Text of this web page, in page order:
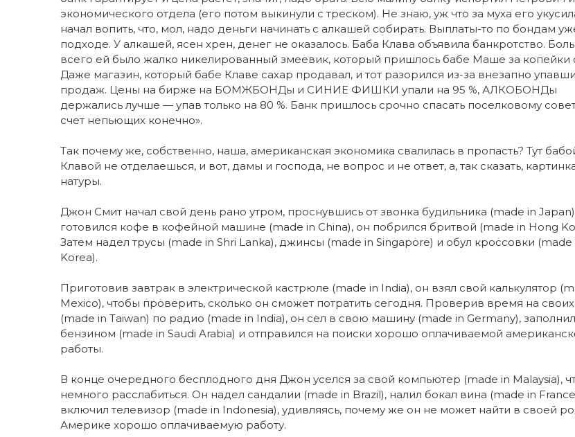
экономического отдела (его потом выкинули с треском). Не знаю, уж что за муха его
начал вопить, что, мол, надо деньги начинать с алкашей собирать. Выплаты-то по бондам
подходе. У алкашей, ясен хрен, денег не оказалось. Баба Клава объявила банкротство.
всего ей было жалко никелированный змеевик, который пришлось бабе Маше за копейки
Даже магазин, который бабе Клаве сахар продавал, и тот разорился из-за внезапно
продаж. Цены на бирже на БОМЖБОНДы и СИНИЕ ФИШКИ упали на 95 %, АЛКОБОНДы
держались лучше — упав только на 80 %. Банк пришлось срочно спасать поселковому
счет непьющих конечно».
Так почему же, собственно, наша, американская экономика свалилась в пропасть? Тут
Клавой не отделаешься, и вот, дамы и господа, не вопрос и не ответ, а, так сказать,
натуры.
Джон Смит начал свой день рано утром, проснувшись от звонка будильника (made in
готовился кофе в кофейной машине (made in China), он побрился бритвой (made in Hong
Затем надел трусы (made in Shri Lanka), джинсы (made in Singapore) и обул кроссовки (made
Korea).
Приготовив завтрак в электрической кастрюле (made in India), он взял свой калькулятор
Mexico), чтобы проверить, сколько он сможет потратить сегодня. Проверив время на своих
(made in Taiwan) по радио (made in India), он сел в свою машину (made in Germany),
бензином (made in Saudi Arabia) и отправился на поиски хорошо оплачиваемой
работы.
В конце очередного бесплодного дня Джон уселся за свой компьютер (made in Malaysia),
немного расслабиться. Он надел сандалии (made in Brazil), налил бокал вина (made in
включил телевизор (made in Indonesia), удивляясь, почему же он не может найти в своей
Америке хорошо оплачиваемую работу.